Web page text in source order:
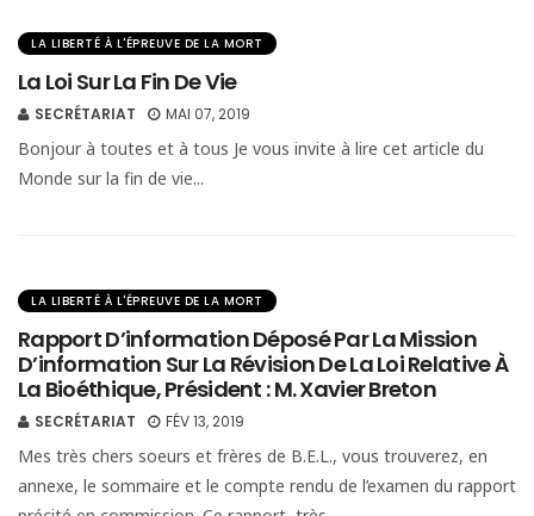
LA LIBERTÉ À L'ÉPREUVE DE LA MORT
La Loi Sur La Fin De Vie
SECRÉTARIAT MAI 07, 2019
Bonjour à toutes et à tous Je vous invite à lire cet article du
Monde sur la fin de vie...
LA LIBERTÉ À L'ÉPREUVE DE LA MORT
Rapport D’information Déposé Par La Mission
D’information Sur La Révision De La Loi Relative À
La Bioéthique, Président : M. Xavier Breton
SECRÉTARIAT FÉV 13, 2019
Mes très chers soeurs et frères de B.E.L., vous trouverez, en
annexe, le sommaire et le compte rendu de l’examen du rapport